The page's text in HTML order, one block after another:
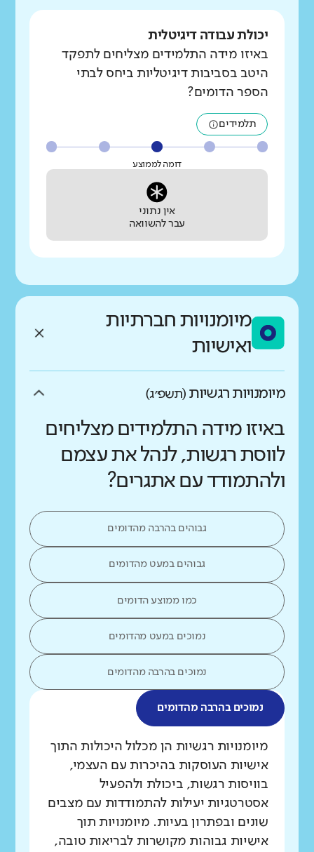
יכולת עבודה דיגיטלית
באיזו מידה התלמידים מצליחים לתפקד
היטב בסביבות דיגיטליות ביחס לבתי
הספר הדומים?
תלמידים
דומה לממוצע
אין נתוני
עבר להשוואה
מיומנויות חברתיות
ואישיות
מיומנויות רגשיות (תשפ״ג)
באיזו מידה התלמידים מצליחים
לווסת רגשות, לנהל את עצמם
ולהתמודד עם אתגרים?
גבוהים בהרבה מהדומים
גבוהים במעט מהדומים
כמו ממוצע הדומים
נמוכים במעט מהדומים
נמוכים בהרבה מהדומים
נמוכים בהרבה מהדומים
מה בדקנו?
מיומנויות רגשיות הן מכלול היכולות התוך
אישיות העוסקות בהיכרות עם העצמי,
בוויסות רגשות, ביכולת ולהפעיל
אסטרטגיות יעילות להתמודדות עם מצבים
שונים ובפתרון בעיות. מיומנויות תוך
אישיות גבוהות מקושרות לבריאות טובה,